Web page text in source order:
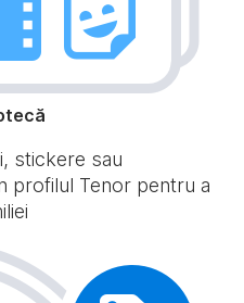
stickere sau
profilul Tenor pentru a